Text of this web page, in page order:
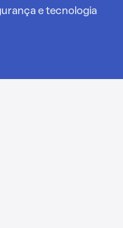
e tecnologia